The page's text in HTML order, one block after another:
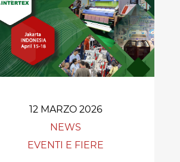
12 MARZO 2026
NEWS
EVENTI E FIERE